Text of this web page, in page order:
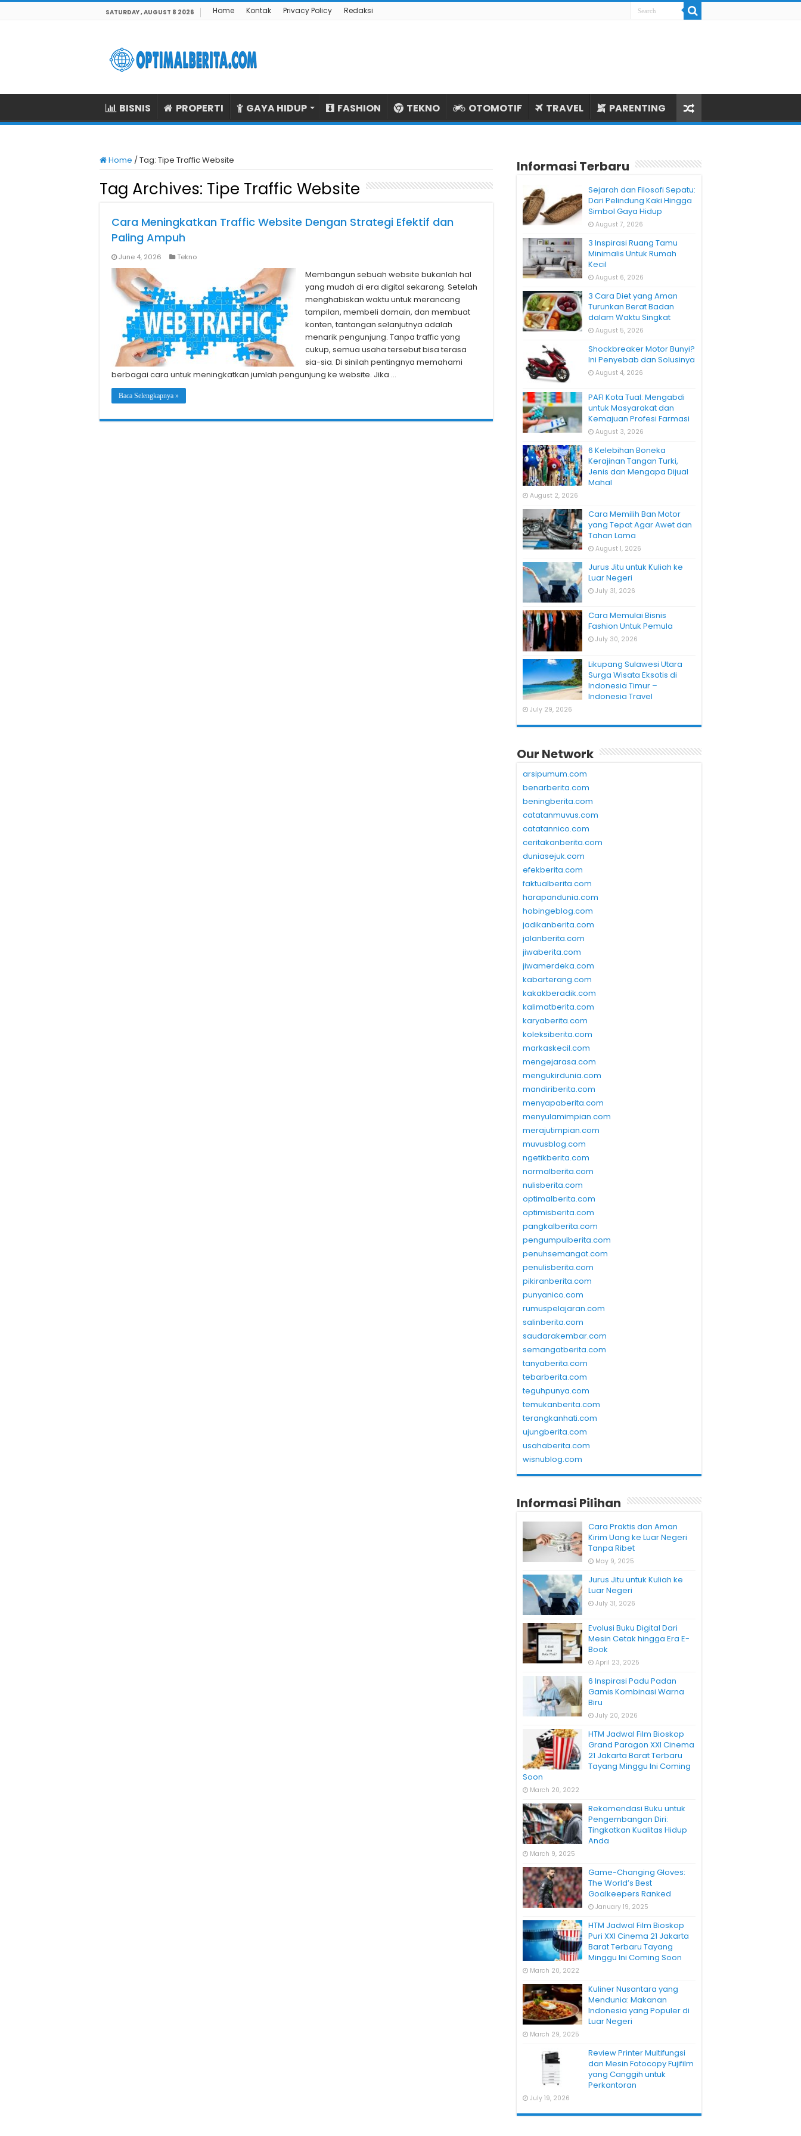
SATURDAY , AUGUST 8 2026 Home Kontak Privacy Policy Redaksi
BISNIS PROPERTI GAYA HIDUP FASHION TEKNO OTOMOTIF TRAVEL PARENTING
Home /Tag: Tipe Traffic Website
Tag Archives: Tipe Traffic Website
Cara Meningkatkan Traffic Website Dengan Strategi Efektif dan
Paling Ampuh
June 4, 2026 Tekno
Membangun sebuah website bukanlah hal
yang mudah di era digital sekarang. Setelah
menghabiskan waktu untuk merancang
tampilan, membeli domain, dan membuat
konten, tantangan selanjutnya adalah
menarik pengunjung. Tanpa traffic yang
cukup, semua usaha tersebut bisa terasa
sia-sia. Di sinilah pentingnya memahami
berbagai cara untuk meningkatkan jumlah pengunjung ke website. Jika …
Baca Selengkapnya »
Informasi Terbaru
Sejarah dan Filosofi Sepatu:
Dari Pelindung Kaki Hingga
Simbol Gaya Hidup
August 7, 2026
3 Inspirasi Ruang Tamu
Minimalis Untuk Rumah
Kecil
August 6, 2026
3 Cara Diet yang Aman
Turunkan Berat Badan
dalam Waktu Singkat
August 5, 2026
Shockbreaker Motor Bunyi?
Ini Penyebab dan Solusinya
August 4, 2026
PAFI Kota Tual: Mengabdi
untuk Masyarakat dan
Kemajuan Profesi Farmasi
August 3, 2026
6 Kelebihan Boneka
Kerajinan Tangan Turki,
Jenis dan Mengapa Dijual
Mahal
August 2, 2026
Cara Memilih Ban Motor
yang Tepat Agar Awet dan
Tahan Lama
August 1, 2026
Jurus Jitu untuk Kuliah ke
Luar Negeri
July 31, 2026
Cara Memulai Bisnis
Fashion Untuk Pemula
July 30, 2026
Likupang Sulawesi Utara
Surga Wisata Eksotis di
Indonesia Timur –
Indonesia Travel
July 29, 2026
Our Network
arsipumum.com
benarberita.com
beningberita.com
catatanmuvus.com
catatannico.com
ceritakanberita.com
duniasejuk.com
efekberita.com
faktualberita.com
harapandunia.com
hobingeblog.com
jadikanberita.com
jalanberita.com
jiwaberita.com
jiwamerdeka.com
kabarterang.com
kakakberadik.com
kalimatberita.com
karyaberita.com
koleksiberita.com
markaskecil.com
mengejarasa.com
mengukirdunia.com
mandiriberita.com
menyapaberita.com
menyulamimpian.com
merajutimpian.com
muvusblog.com
ngetikberita.com
normalberita.com
nulisberita.com
optimalberita.com
optimisberita.com
pangkalberita.com
pengumpulberita.com
penuhsemangat.com
penulisberita.com
pikiranberita.com
punyanico.com
rumuspelajaran.com
salinberita.com
saudarakembar.com
semangatberita.com
tanyaberita.com
tebarberita.com
teguhpunya.com
temukanberita.com
terangkanhati.com
ujungberita.com
usahaberita.com
wisnublog.com
Informasi Pilihan
Cara Praktis dan Aman
Kirim Uang ke Luar Negeri
Tanpa Ribet
May 9, 2025
Jurus Jitu untuk Kuliah ke
Luar Negeri
July 31, 2026
Evolusi Buku Digital Dari
Mesin Cetak hingga Era E-
Book
April 23, 2025
6 Inspirasi Padu Padan
Gamis Kombinasi Warna
Biru
July 20, 2026
HTM Jadwal Film Bioskop
Grand Paragon XXI Cinema
21 Jakarta Barat Terbaru
Tayang Minggu Ini Coming
Soon
March 20, 2022
Rekomendasi Buku untuk
Pengembangan Diri:
Tingkatkan Kualitas Hidup
Anda
March 9, 2025
Game-Changing Gloves:
The World’s Best
Goalkeepers Ranked
January 19, 2025
HTM Jadwal Film Bioskop
Puri XXI Cinema 21 Jakarta
Barat Terbaru Tayang
Minggu Ini Coming Soon
March 20, 2022
Kuliner Nusantara yang
Mendunia: Makanan
Indonesia yang Populer di
Luar Negeri
March 29, 2025
Review Printer Multifungsi
dan Mesin Fotocopy Fujifilm
yang Canggih untuk
Perkantoran
July 19, 2026